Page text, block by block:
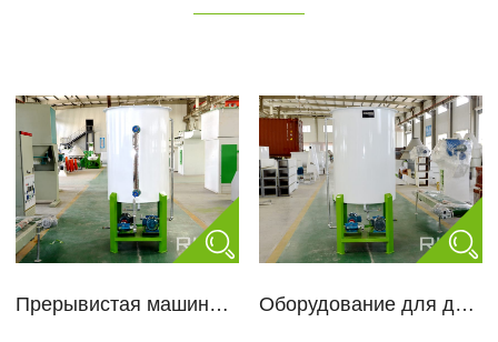
Прерывистая машина для добавления жидкости Оборудование для добавления жидкости